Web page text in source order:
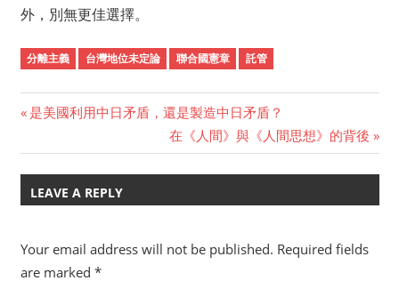
外，別無更佳選擇。
分離主義 台灣地位未定論 聯合國憲章 託管
navigation
Previous
是美國利用中日矛盾，還是製造中日矛盾？
Next
Post:
在《人間》與《人間思想》的背後
LEAVE A REPLY
Your email address will not be published. Required fields
are marked *